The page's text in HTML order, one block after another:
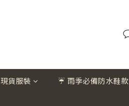
現貨服裝 ☔ 雨季必備防水鞋款